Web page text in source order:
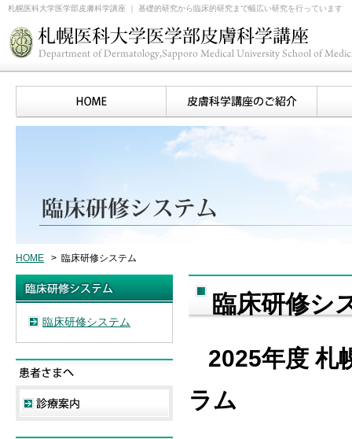
札幌医科大学医学部皮膚科学講座 ｜ 基礎的研究から臨床的研究まで幅広い研究を行っています
HOME > 臨床研修システム
臨床研修シ
2025年度 札
ラム
臨床研修システム